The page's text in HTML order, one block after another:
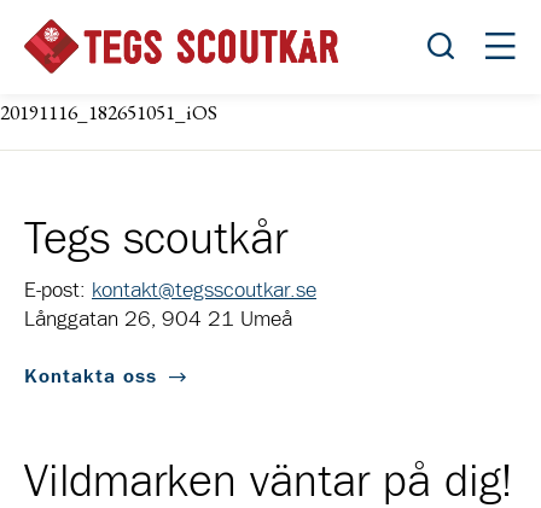
Öppna
20191116_182651051_iOS
Tegs scoutkår
E-post: kontakt@tegsscoutkar.se
Långgatan 26, 904 21 Umeå
Kontakta oss
Vildmarken väntar på dig!